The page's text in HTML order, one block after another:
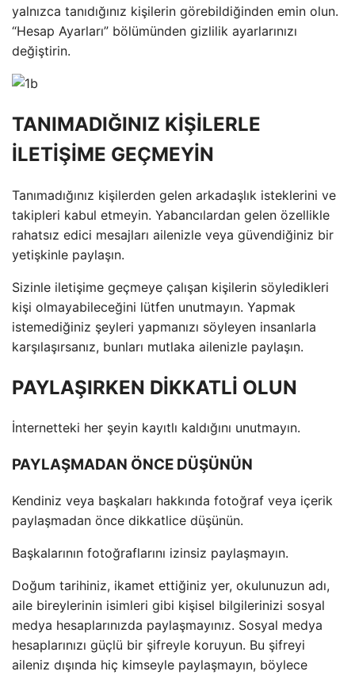
yalnızca tanıdığınız kişilerin görebildiğinden emin olun.
“Hesap Ayarları” bölümünden gizlilik ayarlarınızı
değiştirin.
TANIMADIĞINIZ KİŞİLERLE
İLETİŞİME GEÇMEYİN
Tanımadığınız kişilerden gelen arkadaşlık isteklerini ve
takipleri kabul etmeyin. Yabancılardan gelen özellikle
rahatsız edici mesajları ailenizle veya güvendiğiniz bir
yetişkinle paylaşın.
Sizinle iletişime geçmeye çalışan kişilerin söyledikleri
kişi olmayabileceğini lütfen unutmayın. Yapmak
istemediğiniz şeyleri yapmanızı söyleyen insanlarla
karşılaşırsanız, bunları mutlaka ailenizle paylaşın.
PAYLAŞIRKEN DİKKATLİ OLUN
İnternetteki her şeyin kayıtlı kaldığını unutmayın.
PAYLAŞMADAN ÖNCE DÜŞÜNÜN
Kendiniz veya başkaları hakkında fotoğraf veya içerik
paylaşmadan önce dikkatlice düşünün.
Başkalarının fotoğraflarını izinsiz paylaşmayın.
Doğum tarihiniz, ikamet ettiğiniz yer, okulunuzun adı,
aile bireylerinin isimleri gibi kişisel bilgilerinizi sosyal
medya hesaplarınızda paylaşmayınız. Sosyal medya
hesaplarınızı güçlü bir şifreyle koruyun. Bu şifreyi
aileniz dışında hiç kimseyle paylaşmayın, böylece